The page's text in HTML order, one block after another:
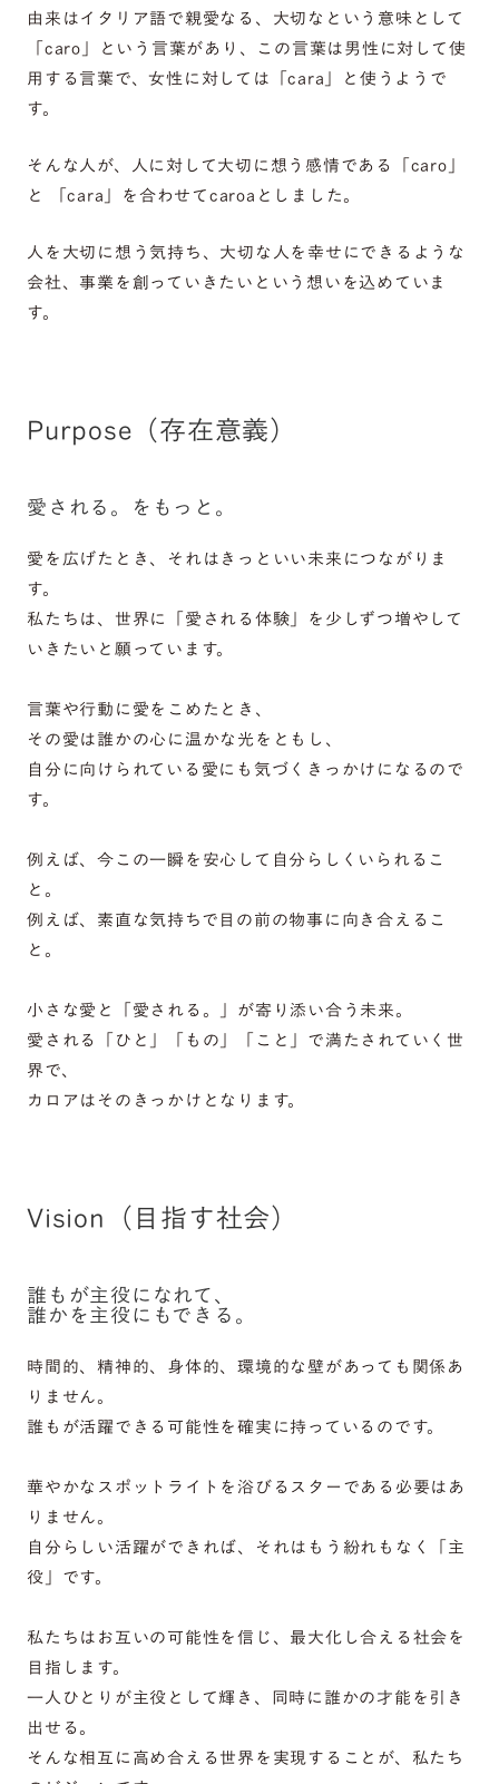
由来はイタリア語で親愛なる、大切なという意味として
「caro」という言葉があり、この言葉は男性に対して使
用する言葉で、女性に対しては「cara」と使うようで
す。
そんな人が、人に対して大切に想う感情である「caro」
と 「cara」を合わせてcaroaとしました。
人を大切に想う気持ち、大切な人を幸せにできるような
会社、事業を創っていきたいという想いを込めていま
す。
Purpose（存在意義）
愛される。をもっと。
愛を広げたとき、それはきっといい未来につながりま
す。
私たちは、世界に「愛される体験」を少しずつ増やして
いきたいと願っています。
言葉や行動に愛をこめたとき、
その愛は誰かの心に温かな光をともし、
自分に向けられている愛にも気づくきっかけになるので
す。
例えば、今この一瞬を安心して自分らしくいられるこ
と。
例えば、素直な気持ちで目の前の物事に向き合えるこ
と。
小さな愛と「愛される。」が寄り添い合う未来。
愛される「ひと」「もの」「こと」で満たされていく世
界で、
カロアはそのきっかけとなります。
Vision（目指す社会）
誰もが主役になれて、
誰かを主役にもできる。
時間的、精神的、身体的、環境的な壁があっても関係あ
りません。
誰もが活躍できる可能性を確実に持っているのです。
華やかなスポットライトを浴びるスターである必要はあ
りません。
自分らしい活躍ができれば、それはもう紛れもなく「主
役」です。
私たちはお互いの可能性を信じ、最大化し合える社会を
目指します。
一人ひとりが主役として輝き、同時に誰かの才能を引き
出せる。
そんな相互に高め合える世界を実現することが、私たち